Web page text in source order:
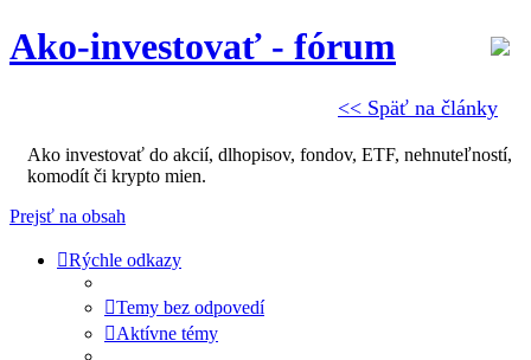
<< Späť na články
Ako-investovať - fórum
Ako investovať do akcií, dlhopisov, fondov, ETF, nehnuteľností,
komodít či krypto mien.
Prejsť na obsah
Rýchle odkazy
Temy bez odpovedí
Aktívne témy